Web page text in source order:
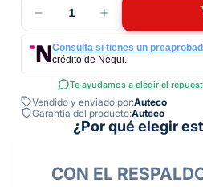
1
Consulta si tienes un
crédito de Nequi.
Te ayudamos a elegir el
Vendido y enviado por:Auteco
Garantía del producto:Auteco
¿Por qué elegir
CON EL